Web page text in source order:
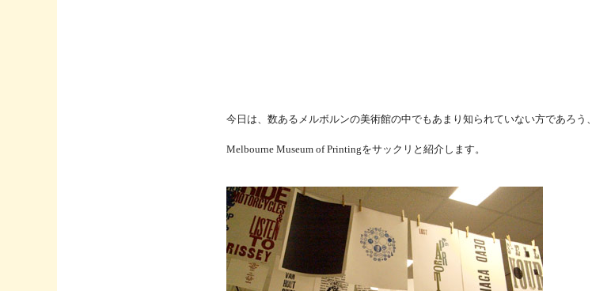
今日は、数あるメルボルンの美術館の中でもあまり知られていない方であろう、
Melbourne Museum of Printingをサックリと紹介します。